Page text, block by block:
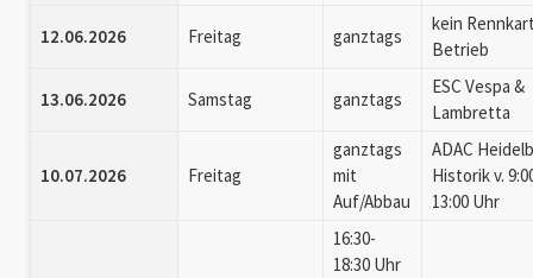
12.06.2026 Freitag ganztags
kein
Betrieb
13.06.2026 Samstag ganztags
ESC Vespa &
Lambretta
10.07.2026 Freitag
ganztags
mit
Auf/Abbau
ADAC
Historik v.
13:00 Uhr
16:30-
18:30 Uhr